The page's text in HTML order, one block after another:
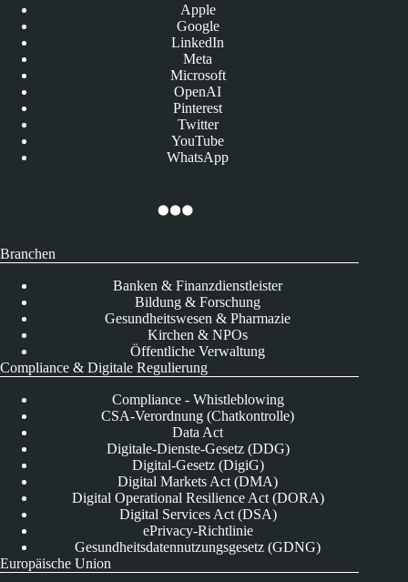
Apple
Google
LinkedIn
Meta
Microsoft
OpenAI
Pinterest
Twitter
YouTube
WhatsApp
Branchen
Banken & Finanzdienstleister
Bildung & Forschung
Gesundheitswesen & Pharmazie
Kirchen & NPOs
Öffentliche Verwaltung
Compliance & Digitale Regulierung
Compliance - Whistleblowing
CSA-Verordnung (Chatkontrolle)
Data Act
Digitale-Dienste-Gesetz (DDG)
Digital-Gesetz (DigiG)
Digital Markets Act (DMA)
Digital Operational Resilience Act (DORA)
Digital Services Act (DSA)
ePrivacy-Richtlinie
Gesundheitsdatennutzungsgesetz (GDNG)
Europäische Union